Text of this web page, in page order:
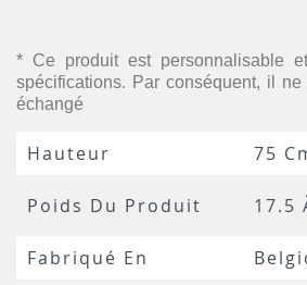
* Ce produit est personnalisable
spécifications. Par conséquent, il
échangé
Hauteur 75
Poids Du Produit 17.5
Fabriqué En